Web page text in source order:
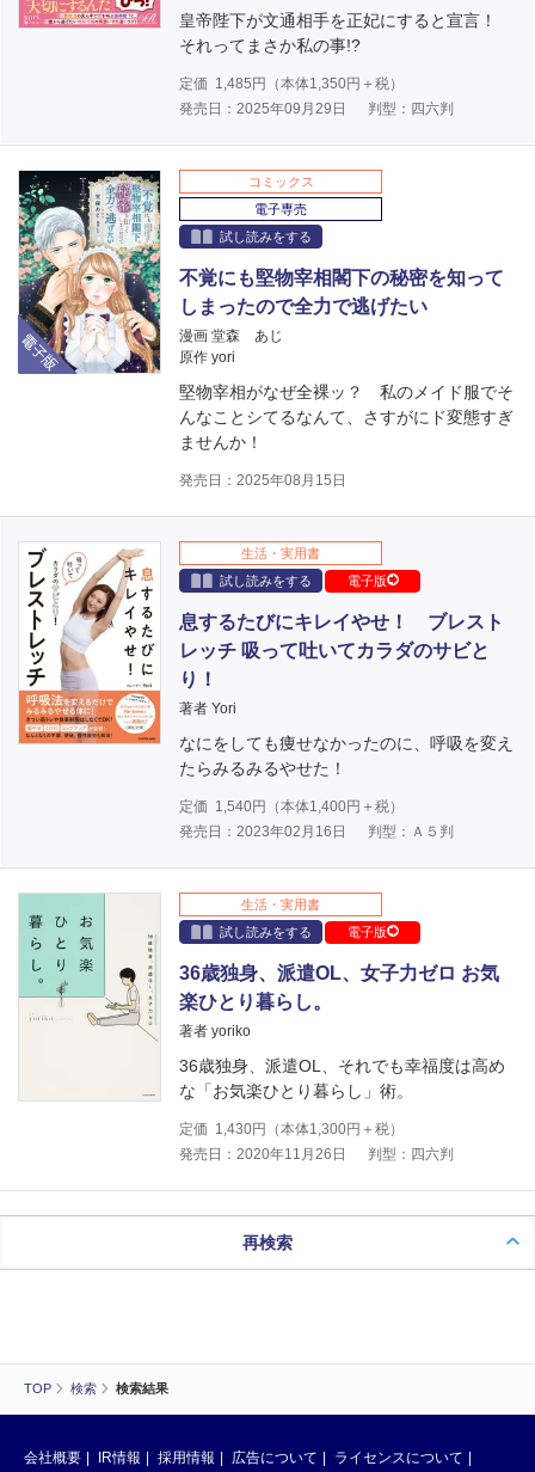
TOP 検索 検索結果
皇帝陛下が文通相手を正妃にすると宣言！
それってまさか私の事!?
定価 1,485 円（本体1,350円＋税）
発売日：2025年09月29日
判型：四六判
電子版
コミックス
電子専売
試し読みをする
不覚にも堅物宰相閣下の秘密を知って
しまったので全力で逃げたい
漫画 堂森 あじ
原作 yori
堅物宰相がなぜ全裸ッ？ 私のメイド服でそ
んなことシてるなんて、さすがにド変態すぎ
ませんか！
発売日：2025年08月15日
生活・実用書
試し読みをする
電子版
息するたびにキレイやせ！ ブレスト
レッチ 吸って吐いてカラダのサビと
り！
著者 Yori
なにをしても痩せなかったのに、呼吸を変え
たらみるみるやせた！
定価 1,540円（本体1,400円＋税）
発売日：2023年02月16日
判型：Ａ５判
生活・実用書
試し読みをする
電子版
36歳独身、派遣OL、女子力ゼロ お気
楽ひとり暮らし。
著者 yoriko
36歳独身、派遣OL、それでも幸福度は高め
な「お気楽ひとり暮らし」術。
定価 1,430円（本体1,300円＋税）
発売日：2020年11月26日
判型：四六判
再検索
会社概要 IR情報 採用情報 広告について ライセンスについて